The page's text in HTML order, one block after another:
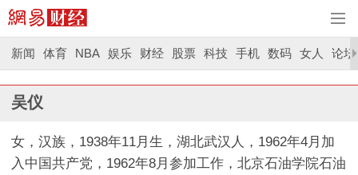
新闻 体育 NBA 娱乐 财经 股票 科技 手机 数码 女人 论坛
吴仪
女，汉族，1938年11月生，湖北武汉人，1962年4月加
入中国共产党，1962年8月参加工作，北京石油学院石油